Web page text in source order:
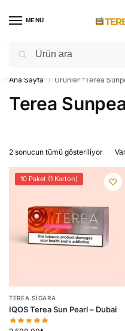
MENÜ
Sınırlı sayıda ⚡
Ana Sayfa / Ürünler “Terea
Terea
2 sonucun tümü gösteriliyor
10 Paket (1 Karton)
TEREA SIGARA
IQOS Terea Sun Pearl – Dubai